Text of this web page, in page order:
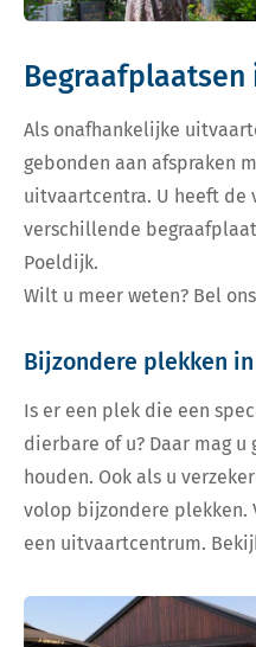
Als onafhankelijke
gebonden aan afspraken
uitvaartcentra. U heeft
verschillende
Poeldijk.
Wilt u meer weten? Bel
Bijzondere plekken
Is er een plek die een
dierbare of u? Daar mag
houden. Ook als u
volop bijzondere plekken.
een uitvaartcentrum.